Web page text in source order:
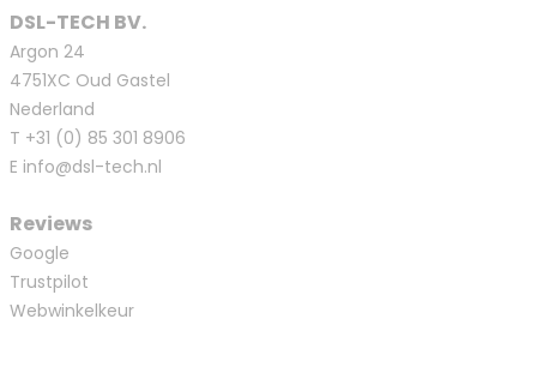
DSL-TECH BV.
Argon 24
4751XC Oud Gastel
Nederland
T +31 (0) 85 301 8906
E info@dsl-tech.nl
Reviews
Google
Trustpilot
Webwinkelkeur